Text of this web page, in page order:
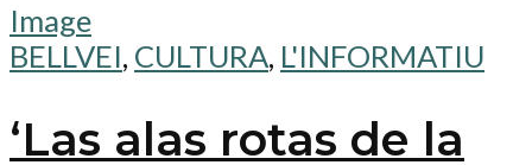
Image
BELLVEI, CULTURA, L'INFORMATIU
‘Las alas rotas de la